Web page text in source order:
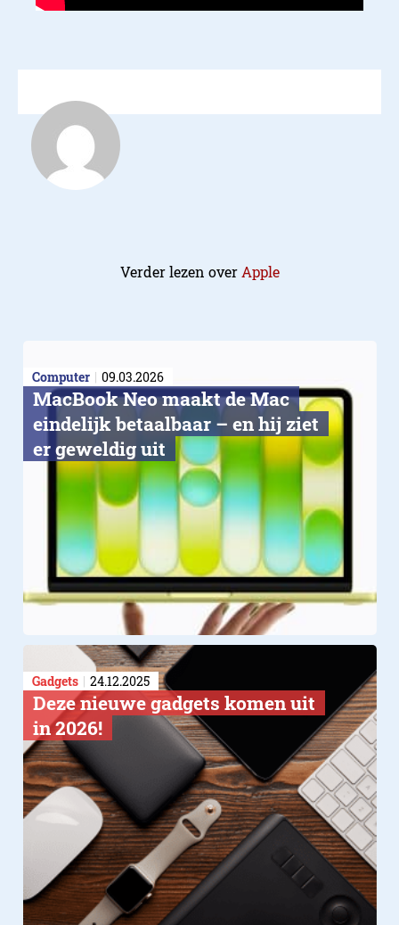
Verder lezen over Apple
Computer 09.03.2026
MacBook Neo maakt de Mac
eindelijk betaalbaar – en hij ziet
er geweldig uit
Gadgets 24.12.2025
Deze nieuwe gadgets komen uit
in 2026!